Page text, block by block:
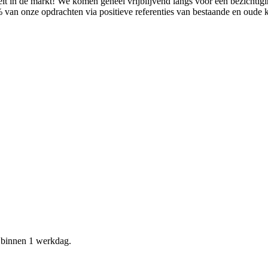
onze opdrachten via positieve referenties van bestaande en
1 werkdag.